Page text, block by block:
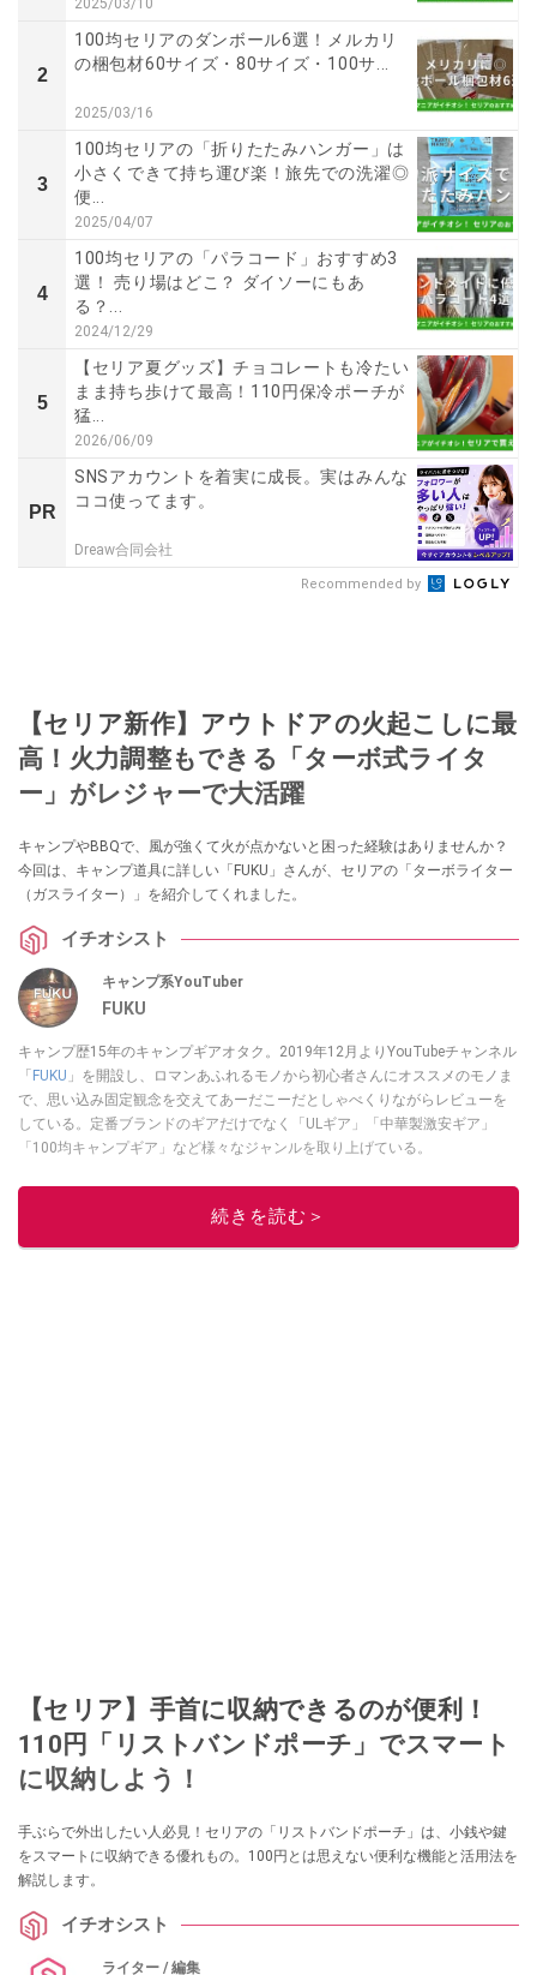
2
100均セリアのダンボール6選！メルカリ
の梱包材60サイズ・80サイズ・100サ...
2025/03/16
3
100均セリアの「折りたたみハンガー」は
小さくできて持ち運び楽！旅先での洗濯◎
便...
2025/04/07
4
100均セリアの「パラコード」おすすめ3
選！ 売り場はどこ？ ダイソーにもあ
る？...
2024/12/29
5
【セリア夏グッズ】チョコレートも冷たい
まま持ち歩けて最高！110円保冷ポーチが
猛...
2026/06/09
PR
SNSアカウントを着実に成長。実はみんな
ココ使ってます。
Dreaw合同会社
Recommended by
【セリア新作】アウトドアの火起こしに最
高！火力調整もできる「ターボ式ライタ
ー」がレジャーで大活躍
キャンプやBBQで、風が強くて火が点かないと困った経験はありませんか？
今回は、キャンプ道具に詳しい「FUKU」さんが、セリアの「ターボライター
（ガスライター）」を紹介してくれました。
イチオシスト
キャンプ系YouTuber
FUKU
キャンプ歴15年のキャンプギアオタク。2019年12月よりYouTubeチャンネル
「FUKU 」を開設し、ロマンあふれるモノから初心者さんにオススメのモノま
で、思い込み固定観念を交えてあーだこーだとしゃべくりながらレビューを
している。定番ブランドのギアだけでなく「ULギア」「中華製激安ギア」
「100均キャンプギア」など様々なジャンルを取り上げている。
このイチオシストの他の記事を読む
続きを読む＞
【セリア】手首に収納できるのが便利！
110円「リストバンドポーチ」でスマート
に収納しよう！
手ぶらで外出したい人必見！セリアの「リストバンドポーチ」は、小銭や鍵
をスマートに収納できる優れもの。100円とは思えない便利な機能と活用法を
解説します。
イチオシスト
ライター / 編集